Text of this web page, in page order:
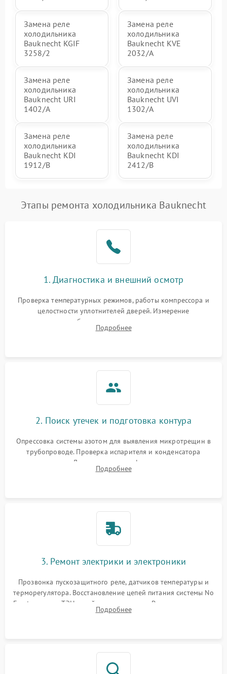
Замена реле
холодильника
Bauknecht KGIF
3258/2
Замена реле
холодильника
Bauknecht KVE
2032/A
Замена реле
холодильника
Bauknecht URI
1402/A
Замена реле
холодильника
Bauknecht UVI
1302/A
Замена реле
холодильника
Bauknecht KDI
1912/B
Замена реле
холодильника
Bauknecht KDI
2412/B
Этапы ремонта холодильника Bauknecht
1. Диагностика и внешний осмотр
Проверка температурных режимов, работы компрессора и
целостности уплотнителей дверей. Измерение
сопротивления обмоток мотора, проверка термостата и
считывание кодов ошибок с электронного дисплея.
Подробнее
2. Поиск утечек и подготовка контура
Опрессовка системы азотом для выявления микротрещин в
трубопроводе. Проверка испарителя и конденсатора
течеискателем. Демонтаж старого фильтра-осушителя и
продувка капиллярной трубки для устранения засоров.
Подробнее
3. Ремонт электрики и электроники
Прозвонка пускозащитного реле, датчиков температуры и
терморегулятора. Восстановление цепей питания системы No
Frost, включая ТЭН оттайки и вентилятор. Ремонт или замена
платы управления при сбоях алгоритмов.
Подробнее